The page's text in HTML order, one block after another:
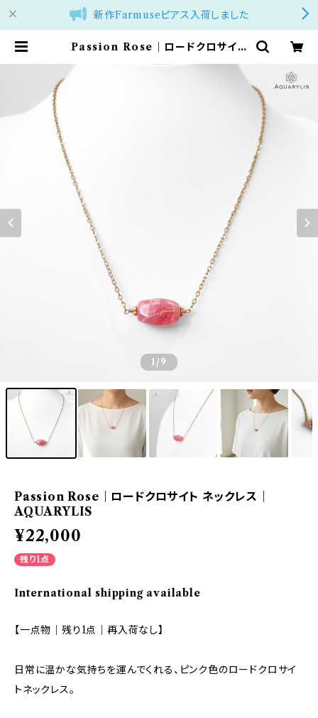
新作Farmuseピアス入荷しました
Passion Rose｜ロードクロサイト
1 /9
Passion Rose｜ロードクロサイト ネックレス｜
AQUARYLIS
¥22,000
残り1点
International shipping available
【一点物｜残り1点｜再入荷なし】
日常に温かな気持ちを運んでくれる、ピンク色のロードクロサイ
トネックレス。